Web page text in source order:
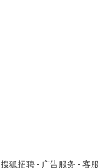
搜狐招聘 - 广告服务 - 客